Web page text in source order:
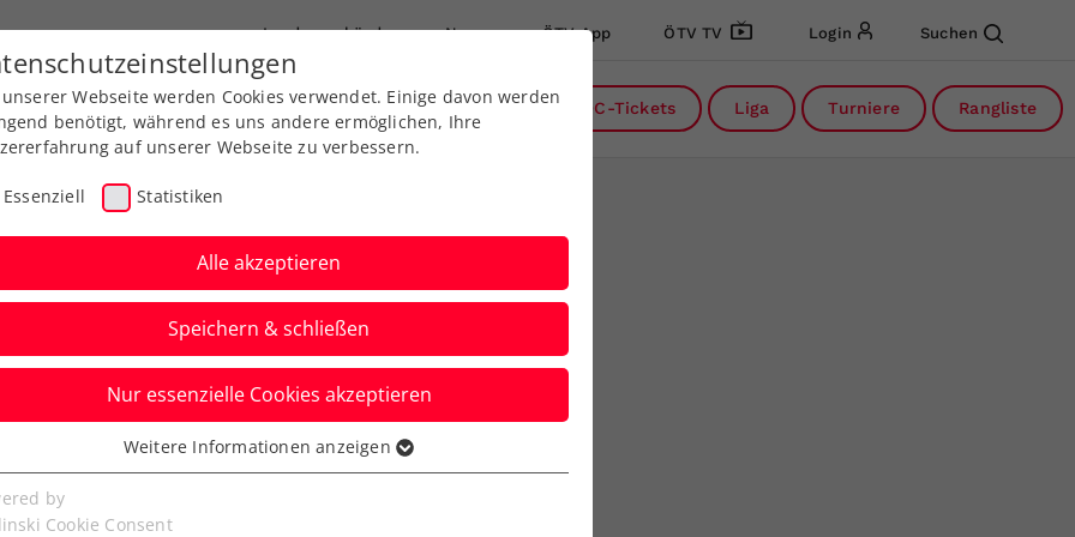
Landesverbände News ÖTV App ÖTV TV Login Suchen
Ausbildung Services Über uns DC-Tickets Liga Turniere Rangliste
Chrys-Chikere
bei Turnierpremiere
Webseite werden Cookies verwendet. Einige davon werden
benötigt, während es uns andere ermöglichen, Ihre
auf unserer Webseite zu verbessern.
Essenziell Statistiken
Alle akzeptieren
Speichern & schließen
Nur essenzielle Cookies akzeptieren
Cookies werden für grundlegende Funktionen der
benötigt. Dadurch ist gewährleistet, dass die Webseite
Weitere Informationen anzeigen
by
Cookie Consent